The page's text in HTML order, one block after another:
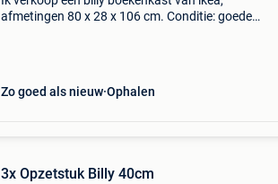
afmetingen 80 x 28 x 106 cm. Conditie: goede
Zo goed als nieuw Ophalen
3x Opzetstuk Billy 40cm